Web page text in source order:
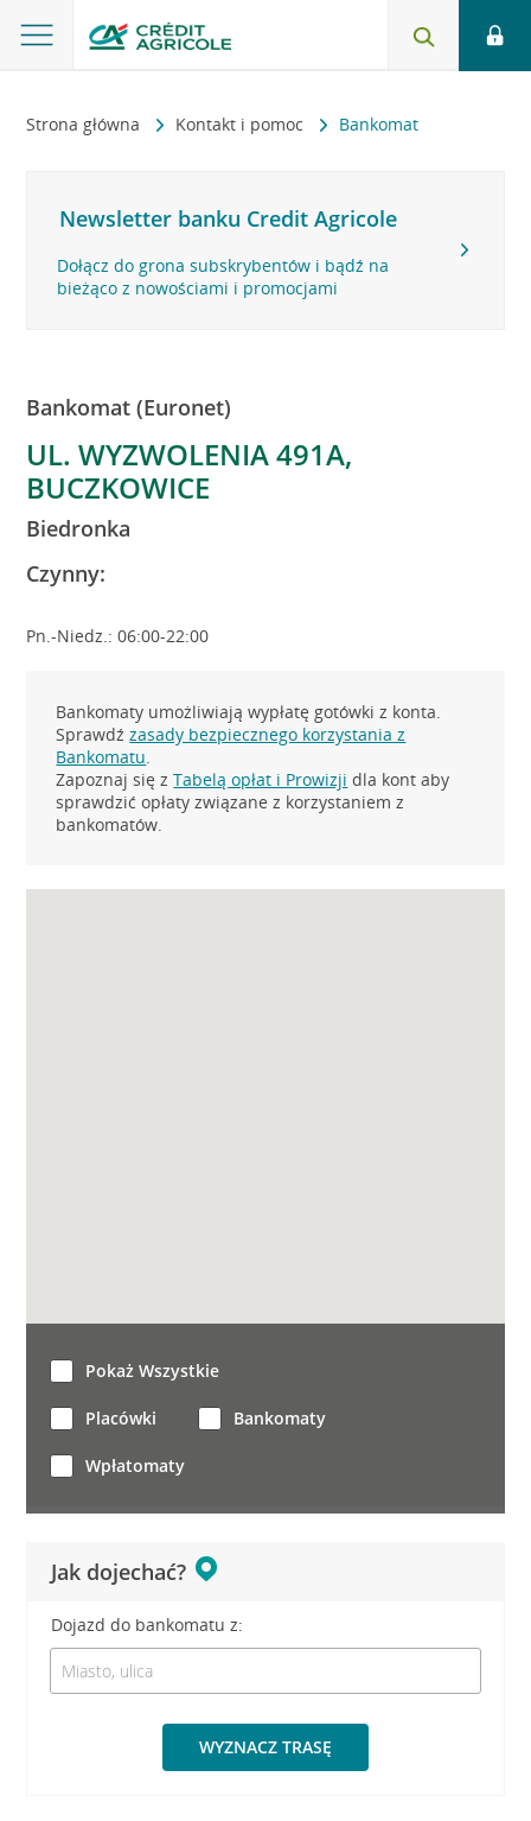
Strona główna Kontakt i pomoc Bankomat
Newsletter banku Credit Agricole
Dołącz do grona subskrybentów i bądź na
bieżąco z nowościami i promocjami
Bankomat (Euronet)
UL. WYZWOLENIA 491A,
BUCZKOWICE
Biedronka
Czynny:
Pn.-Niedz.: 06:00-22:00
Bankomaty umożliwiają wypłatę gotówki z konta.
Sprawdźzasady bezpiecznego korzystania z
Bankomatu.
Zapoznaj się zTabelą opłat i Prowizji dla kont aby
sprawdzić opłaty związane z korzystaniem z
bankomatów.
Jak dojechać?
Dojazd do bankomatu z:
WYZNACZ TRASĘ
Pokaż Wszystkie
Placówki Bankomaty
Wpłatomaty